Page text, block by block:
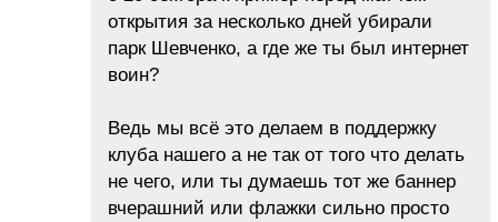
открытия за несколько дней убирали
парк Шевченко, а где же ты был интернет
воин?
Ведь мы всё это делаем в поддержку
клуба нашего а не так от того что делать
не чего, или ты думаешь тот же баннер
вчерашний или флажки сильно просто